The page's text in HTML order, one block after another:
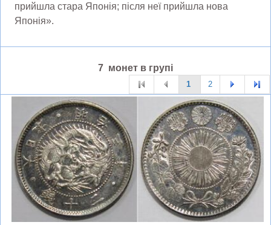
прийшла стара Японія; після неї прийшла нова
Японія».
7 монет в групі
1 2